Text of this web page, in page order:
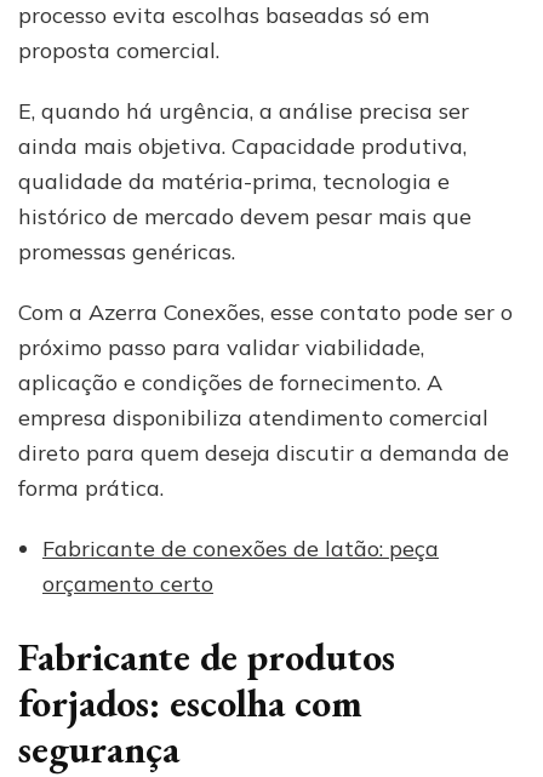
processo evita escolhas baseadas só em
proposta comercial.
E, quando há urgência, a análise precisa ser
ainda mais objetiva. Capacidade produtiva,
qualidade da matéria-prima, tecnologia e
histórico de mercado devem pesar mais que
promessas genéricas.
Com a Azerra Conexões, esse contato pode ser o
próximo passo para validar viabilidade,
aplicação e condições de fornecimento. A
empresa disponibiliza atendimento comercial
direto para quem deseja discutir a demanda de
forma prática.
Fabricante de conexões de latão: peça
orçamento certo
Fabricante de produtos
forjados: escolha com
segurança